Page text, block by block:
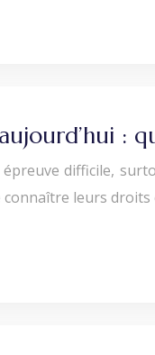
:
difficile,
leurs